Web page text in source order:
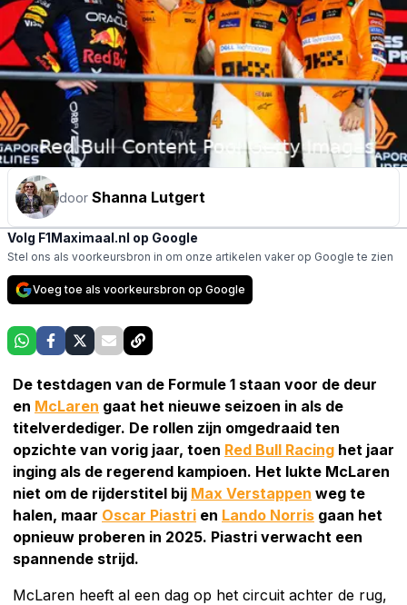
door Shanna Lutgert
Volg F1Maximaal.nl op Google
Stel ons als voorkeursbron in om onze artikelen vaker op Google te zien
Voeg toe als voorkeursbron op Google
De testdagen van de Formule 1 staan voor de deur
en McLaren gaat het nieuwe seizoen in als de
titelverdediger. De rollen zijn omgedraaid ten
opzichte van vorig jaar, toen Red Bull Racing het jaar
inging als de regerend kampioen. Het lukte McLaren
niet om de rijderstitel bij Max Verstappen weg te
halen, maar Oscar Piastri en Lando Norris gaan het
opnieuw proberen in 2025. Piastri verwacht een
spannende strijd.
McLaren heeft al een dag op het circuit achter de rug,